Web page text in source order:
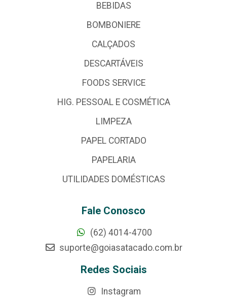
BEBIDAS
BOMBONIERE
CALÇADOS
DESCARTÁVEIS
FOODS SERVICE
HIG. PESSOAL E COSMÉTICA
LIMPEZA
PAPEL CORTADO
PAPELARIA
UTILIDADES DOMÉSTICAS
Fale Conosco
(62) 4014-4700
suporte@goiasatacado.com.br
Redes Sociais
Instagram